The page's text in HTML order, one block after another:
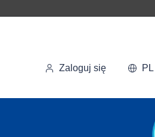
Zaloguj się PL